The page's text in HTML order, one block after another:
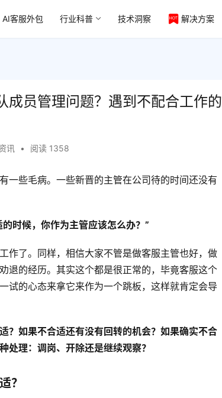
AI客服外包 行业科普 技术洞察 解决方案
成员管理问题？遇到不配合工作的
讯 • 阅读 1358
一些毛病。一些新晋的主管在公司待的时间还没有
时候，你作为主管应该怎么办？”
作了。同样，相信大家不管是做客服主管也好，做
退的经历。其实这个都是很正常的，毕竟客服这个
试的心态来拿它来作为一个跳板，这样就肯定会导
？如果不合适还有没有回转的机会？如果确实不合
处理：调岗、开除还是继续观察？
？